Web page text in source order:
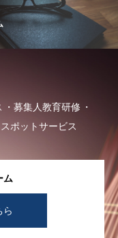
募集人教育研修
スポットサービス
ム
ら